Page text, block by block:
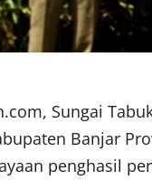
Sungai
Banjar
penghasil